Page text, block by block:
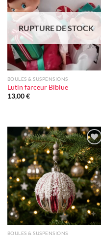
à la liste
d'envie
RUPTURE DE STOCK
BOULES & SUSPENSIONS
Lutin farceur Biblue
13,00€
Ajouter
à la liste
d'envie
BOULES & SUSPENSIONS